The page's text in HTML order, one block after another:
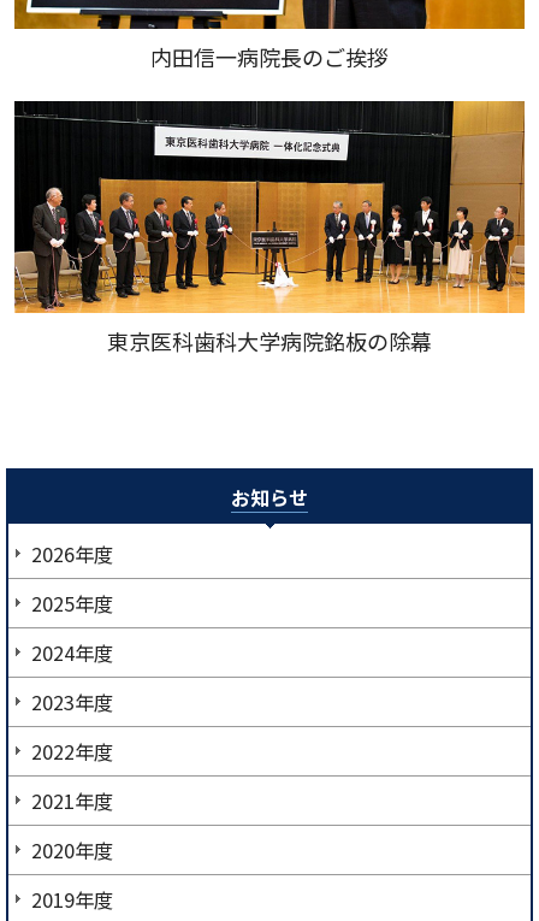
内田信一病院長のご挨拶
東京医科歯科大学病院銘板の除幕
お知らせ
2026年度
2025年度
2024年度
2023年度
2022年度
2021年度
2020年度
2019年度